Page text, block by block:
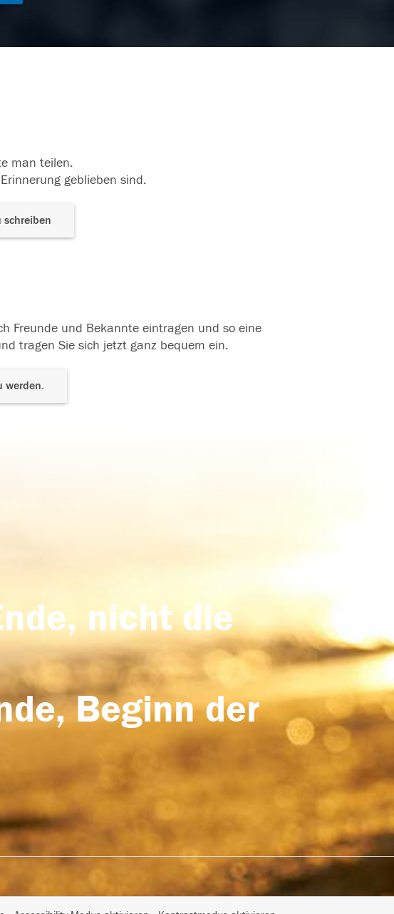
man teilen.
geblieben sind.
schreiben
Freunde und Bekannte eintragen und so eine
tragen Sie sich jetzt ganz bequem ein.
werden.
nicht die
Beginn der